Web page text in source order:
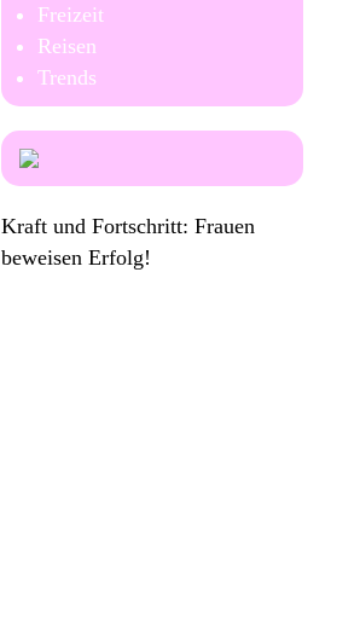
Freizeit
Reisen
Trends
Kraft und Fortschritt: Frauen
beweisen Erfolg!